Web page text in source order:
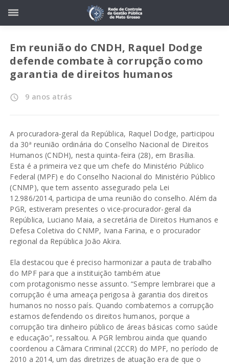
Em reunião do CNDH, Raquel Dodge
defende combate à corrupção como
garantia de direitos humanos
access_time 9 anos atrás
A procuradora-geral da República, Raquel Dodge, participou
da 30ª reunião ordinária do Conselho Nacional de Direitos
Humanos (CNDH), nesta quinta-feira (28), em Brasília.
Esta é a primeira vez que um chefe do Ministério Público
Federal (MPF) e do Conselho Nacional do Ministério Público
(CNMP), que tem assento assegurado pela Lei
12.986/2014, participa de uma reunião do conselho. Além da
PGR, estiveram presentes o vice-procurador-geral da
República, Luciano Maia, a secretária de Direitos Humanos e
Defesa Coletiva do CNMP, Ivana Farina, e o procurador
regional da República João Akira.
Ela destacou que é preciso harmonizar a pauta de trabalho
do MPF para que a instituição também atue
com protagonismo nesse assunto. “Sempre lembrarei que a
corrupção é uma ameaça perigosa à garantia dos direitos
humanos no nosso país. Quando combatemos a corrupção
estamos defendendo os direitos humanos, porque a
corrupção tira dinheiro público de áreas básicas como saúde
e educação”, ressaltou. A PGR lembrou ainda que quando
coordenou a Câmara Criminal (2CCR) do MPF, no período de
2010 a 2014, um das diretrizes de atuação era de que o